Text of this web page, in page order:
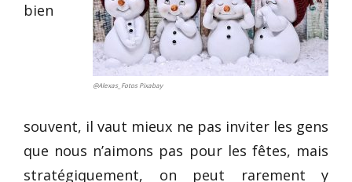
@Alexas_Fotos Pixabay
bien
souvent, il vaut mieux ne pas inviter les gens
que nous n’aimons pas pour les fêtes, mais
stratégiquement, on peut rarement y